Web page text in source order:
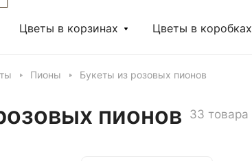
Цветы в корзинах Цветы в коробках
Пионы Букеты из розовых пионов
пионов 33 товара